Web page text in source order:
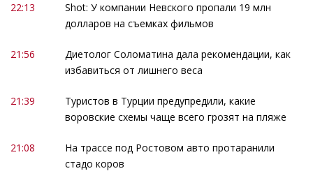
22:13
Shot: У компании Невского пропали 19 млн
долларов на съемках фильмов
21:56
Диетолог Соломатина дала рекомендации, как
избавиться от лишнего веса
21:39
Туристов в Турции предупредили, какие
воровские схемы чаще всего грозят на пляже
21:08
На трассе под Ростовом авто протаранили
стадо коров